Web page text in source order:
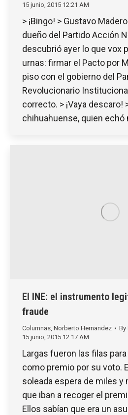
15 junio, 2015 12:21 AM
> ¡Bingo! > Gustavo
dueño del Partido Acción
descubrió ayer lo que vox
urnas: firmar el Pacto por
piso con el gobierno del
Revolucionario
correcto. > ¡Vaya descaro!
chihuahuense, quien echó
El INE: el instrumento
fraude
Columnas, Norberto Hernandez By
15 junio, 2015 12:17 AM
Largas fueron las filas
como premio por su voto.
soleada espera de miles y
que iban a recoger el
Ellos sabían que era un